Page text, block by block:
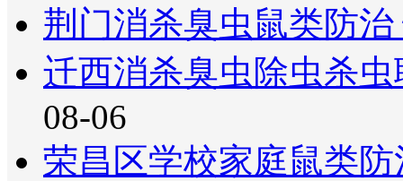
荆门消杀臭虫鼠类防
迁西消杀臭虫除虫杀
08-06
荣昌区学校家庭鼠类